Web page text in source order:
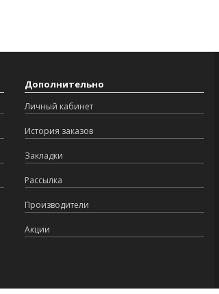
Дополнительно
Личный кабинет
История заказов
Закладки
Рассылка
Производители
Акции